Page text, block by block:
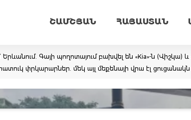
ՇԱՄՇՅԱՆ ՀԱՅԱՍՏԱՆ
Գայի պողոտայում բախվել են «Kia»-ն (Վիշկա) և
փրկարարներ. մեկ այլ մեքենայի վրա էլ